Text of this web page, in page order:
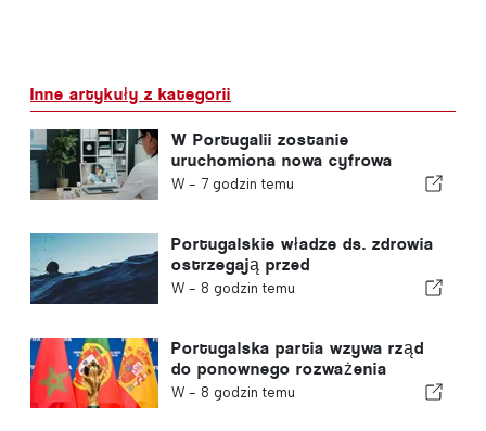
Inne artykuły z kategorii
W Portugalii zostanie
uruchomiona nowa cyfrowa
platforma opieki zdrowotnej
W - 7 godzin temu
Portugalskie władze ds. zdrowia
ostrzegają przed
niebezpieczeństwem utonięcia
W - 8 godzin temu
Portugalska partia wzywa rząd
do ponownego rozważenia
decyzji o przyznaniu Maroku
W - 8 godzin temu